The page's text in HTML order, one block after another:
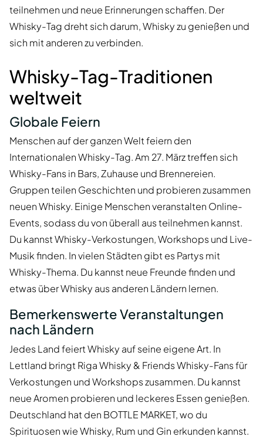
teilnehmen und neue Erinnerungen schaffen. Der
Whisky-Tag dreht sich darum, Whisky zu genießen und
sich mit anderen zu verbinden.
Whisky-Tag-Traditionen
weltweit
Globale Feiern
Menschen auf der ganzen Welt feiern den
Internationalen Whisky-Tag. Am 27. März treffen sich
Whisky-Fans in Bars, Zuhause und Brennereien.
Gruppen teilen Geschichten und probieren zusammen
neuen Whisky. Einige Menschen veranstalten Online-
Events, sodass du von überall aus teilnehmen kannst.
Du kannst Whisky-Verkostungen, Workshops und Live-
Musik finden. In vielen Städten gibt es Partys mit
Whisky-Thema. Du kannst neue Freunde finden und
etwas über Whisky aus anderen Ländern lernen.
Bemerkenswerte Veranstaltungen
nach Ländern
Jedes Land feiert Whisky auf seine eigene Art. In
Lettland bringt Riga Whisky & Friends Whisky-Fans für
Verkostungen und Workshops zusammen. Du kannst
neue Aromen probieren und leckeres Essen genießen.
Deutschland hat den BOTTLE MARKET, wo du
Spirituosen wie Whisky, Rum und Gin erkunden kannst.